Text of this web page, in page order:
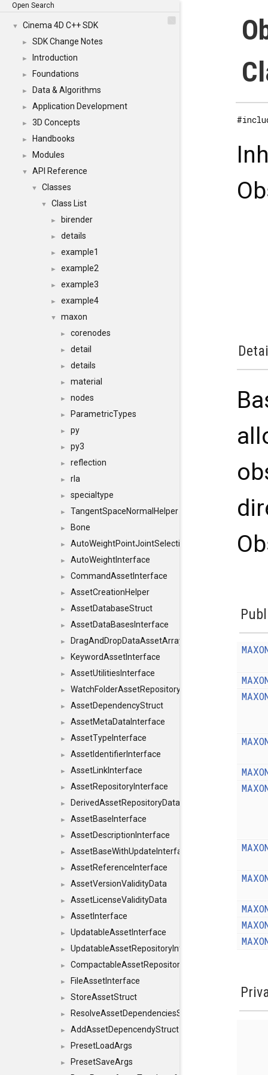
Open Search
▼ Cinema 4D C++ SDK
► SDK Change Notes
► Introduction
► Foundations
► Data & Algorithms
► Application Development
► 3D Concepts
► Handbooks
► Modules
▼ API Reference
▼ Classes
▼ Class List
► birender
► details
► example1
► example2
► example3
► example4
▼ maxon
► corenodes
► detail
► details
► material
► nodes
► ParametricTypes
► py
► py3
► reflection
► rla
► specialtype
► TangentSpaceNormalHelper
► Bone
► AutoWeightPointJointSelections
► AutoWeightInterface
► CommandAssetInterface
► AssetCreationHelper
► AssetDatabaseStruct
► AssetDataBasesInterface
► DragAndDropDataAssetArray
► KeywordAssetInterface
► AssetUtilitiesInterface
► WatchFolderAssetRepositoryInterface
► AssetDependencyStruct
► AssetMetaDataInterface
► AssetTypeInterface
► AssetIdentifierInterface
► AssetLinkInterface
► AssetRepositoryInterface
► DerivedAssetRepositoryDataInterface
► AssetBaseInterface
► AssetDescriptionInterface
► AssetBaseWithUpdateInterface
► AssetReferenceInterface
► AssetVersionValidityData
► AssetLicenseValidityData
► AssetInterface
► UpdatableAssetInterface
► UpdatableAssetRepositoryInterface
► CompactableAssetRepositoryInterface
► FileAssetInterface
► StoreAssetStruct
► ResolveAssetDependenciesStruct
► AddAssetDepencendyStruct
► PresetLoadArgs
►
PresetSaveArgs